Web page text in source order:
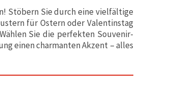
Stöbern Sie durch eine vielfältige
für Ostern oder Valentinstag
Sie die perfekten Souvenir-
einen charmanten Akzent – alles